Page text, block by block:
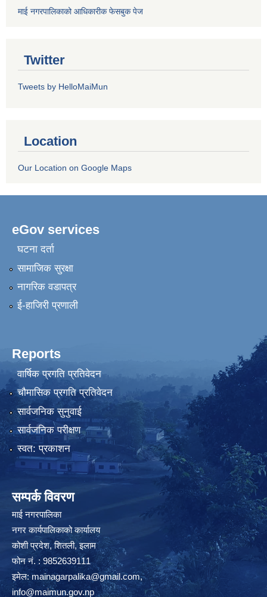
माई नगरपालिकाको आधिकारीक फेसबुक पेज
Twitter
Tweets by HelloMaiMun
Location
Our Location on Google Maps
eGov services
घटना दर्ता
सामाजिक सुरक्षा
नागरिक वडापत्र
ई-हाजिरी प्रणाली
Reports
वार्षिक प्रगति प्रतिवेदन
चौमासिक प्रगति प्रतिवेदन
सार्वजनिक सुनुवाई
सार्वजनिक परीक्षण
स्वत: प्रकाशन
सम्पर्क विवरण
माई नगरपालिका
नगर कार्यपालिकाको कार्यालय
कोशी प्रदेश, शितली, इलाम
फोन नं. : 9852639111
इमेल:mainagarpalika@gmail.com,
info@maimun.gov.np